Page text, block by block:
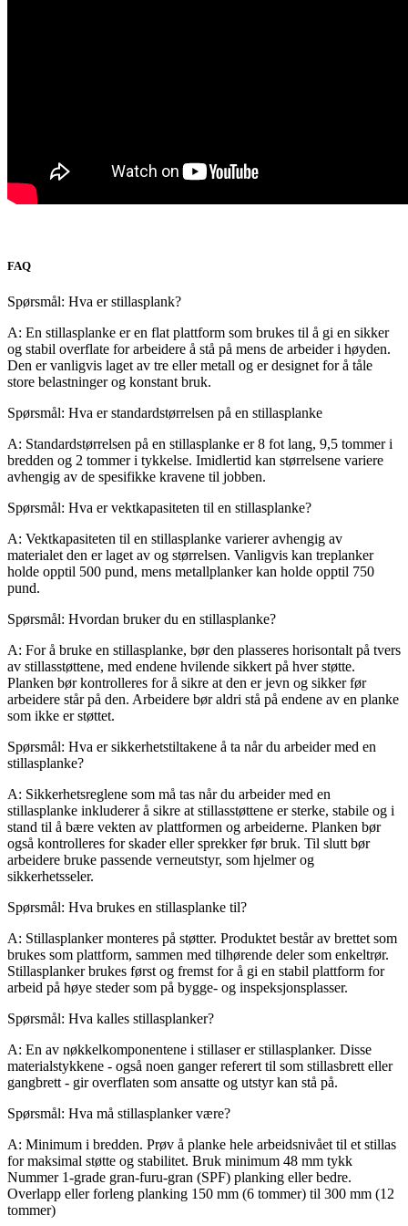
FAQ
Spørsmål: Hva er stillasplank?
A: En stillasplanke er en flat plattform som brukes til å gi en sikker
og stabil overflate for arbeidere å stå på mens de arbeider i høyden.
Den er vanligvis laget av tre eller metall og er designet for å tåle
store belastninger og konstant bruk.
Spørsmål: Hva er standardstørrelsen på en stillasplanke
A: Standardstørrelsen på en stillasplanke er 8 fot lang, 9,5 tommer i
bredden og 2 tommer i tykkelse. Imidlertid kan størrelsene variere
avhengig av de spesifikke kravene til jobben.
Spørsmål: Hva er vektkapasiteten til en stillasplanke?
A: Vektkapasiteten til en stillasplanke varierer avhengig av
materialet den er laget av og størrelsen. Vanligvis kan treplanker
holde opptil 500 pund, mens metallplanker kan holde opptil 750
pund.
Spørsmål: Hvordan bruker du en stillasplanke?
A: For å bruke en stillasplanke, bør den plasseres horisontalt på tvers
av stillasstøttene, med endene hvilende sikkert på hver støtte.
Planken bør kontrolleres for å sikre at den er jevn og sikker før
arbeidere står på den. Arbeidere bør aldri stå på endene av en planke
som ikke er støttet.
Spørsmål: Hva er sikkerhetstiltakene å ta når du arbeider med en
stillasplanke?
A: Sikkerhetsreglene som må tas når du arbeider med en
stillasplanke inkluderer å sikre at stillasstøttene er sterke, stabile og i
stand til å bære vekten av plattformen og arbeiderne. Planken bør
også kontrolleres for skader eller sprekker før bruk. Til slutt bør
arbeidere bruke passende verneutstyr, som hjelmer og
sikkerhetsseler.
Spørsmål: Hva brukes en stillasplanke til?
A: Stillasplanker monteres på støtter. Produktet består av brettet som
brukes som plattform, sammen med tilhørende deler som enkeltrør.
Stillasplanker brukes først og fremst for å gi en stabil plattform for
arbeid på høye steder som på bygge- og inspeksjonsplasser.
Spørsmål: Hva kalles stillasplanker?
A: En av nøkkelkomponentene i stillaser er stillasplanker. Disse
materialstykkene - også noen ganger referert til som stillasbrett eller
gangbrett - gir overflaten som ansatte og utstyr kan stå på.
Spørsmål: Hva må stillasplanker være?
A: Minimum i bredden. Prøv å planke hele arbeidsnivået til et stillas
for maksimal støtte og stabilitet. Bruk minimum 48 mm tykk
Nummer 1-grade gran-furu-gran (SPF) planking eller bedre.
Overlapp eller forleng planking 150 mm (6 tommer) til 300 mm (12
tommer)